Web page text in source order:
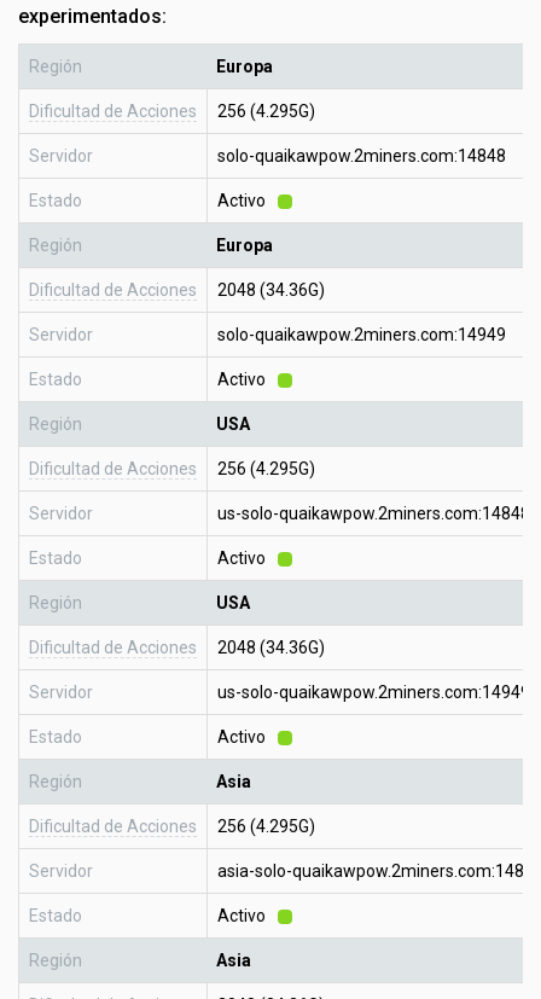
experimentados:
Región Europa
Dificultad de Acciones 256 (4.295G)
Servidor solo-quaikawpow.2miners.com:14848
Estado Activo
Región Europa
Dificultad de Acciones 2048 (34.36G)
Servidor solo-quaikawpow.2miners.com:14949
Estado Activo
Región USA
Dificultad de Acciones 256 (4.295G)
Servidor us-solo-quaikawpow.2miners.com:14848
Estado Activo
Región USA
Dificultad de Acciones 2048 (34.36G)
Servidor us-solo-quaikawpow.2miners.com:14949
Estado Activo
Región Asia
Dificultad de Acciones 256 (4.295G)
Servidor asia-solo-
Estado Activo
Región Asia